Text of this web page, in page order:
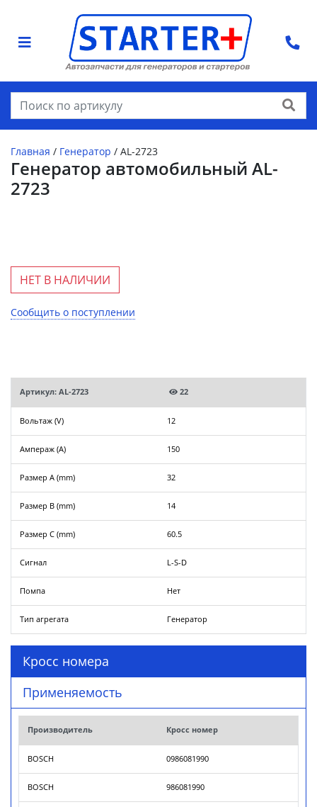
Найти
Главная / Генератор / AL-2723
Генератор автомобильный AL-
2723
НЕТ В НАЛИЧИИ
Сообщить о поступлении
Артикул: AL-2723 22
Вольтаж (V) 12
Ампераж (A) 150
Размер A (mm) 32
Размер B (mm) 14
Размер C (mm) 60.5
Сигнал L-S-D
Помпа Нет
Тип агрегата Генератор
Кросс номера
Применяемость
Производитель Кросс номер
BOSCH 0986081990
BOSCH 986081990